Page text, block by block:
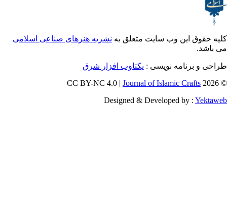
این وب سایت متعلق بهنشریه هنرهای صناعی اسلامی
نویسی : یکتاوب افزار شرق
Journal of Islamic
Designed & Developed by :